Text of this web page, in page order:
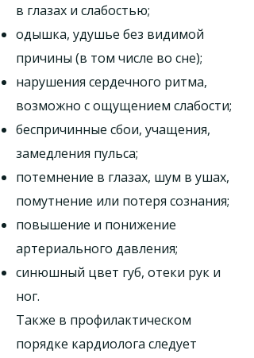
в глазах и слабостью;
одышка, удушье без видимой
причины (в том числе во сне);
нарушения сердечного ритма,
возможно с ощущением слабости;
беспричинные сбои, учащения,
замедления пульса;
потемнение в глазах, шум в ушах,
помутнение или потеря сознания;
повышение и понижение
артериального давления;
синюшный цвет губ, отеки рук и
ног.
Также в профилактическом
порядке кардиолога следует